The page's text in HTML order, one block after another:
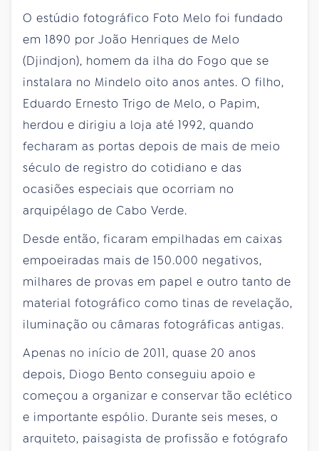
O estúdio fotográfico Foto Melo foi fundado
em 1890 por João Henriques de Melo
(Djindjon), homem da ilha do Fogo que se
instalara no Mindelo oito anos antes. O filho,
Eduardo Ernesto Trigo de Melo, o Papim,
herdou e dirigiu a loja até 1992, quando
fecharam as portas depois de mais de meio
século de registro do cotidiano e das
ocasiões especiais que ocorriam no
arquipélago de Cabo Verde.
Desde então, ficaram empilhadas em caixas
empoeiradas mais de 150.000 negativos,
milhares de provas em papel e outro tanto de
material fotográfico como tinas de revelação,
iluminação ou câmaras fotográficas antigas.
Apenas no início de 2011, quase 20 anos
depois, Diogo Bento conseguiu apoio e
começou a organizar e conservar tão eclético
e importante espólio. Durante seis meses, o
arquiteto, paisagista de profissão e fotógrafo